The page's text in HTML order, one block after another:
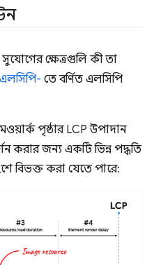
ক্ষেত্রগুলি কী তা
তে বর্ণিত এলসিপি
পৃষ্ঠার LCP উপাদান
করার জন্য একটি ভিন্ন পদ্ধতি
বিভক্ত করা যেতে পারে: